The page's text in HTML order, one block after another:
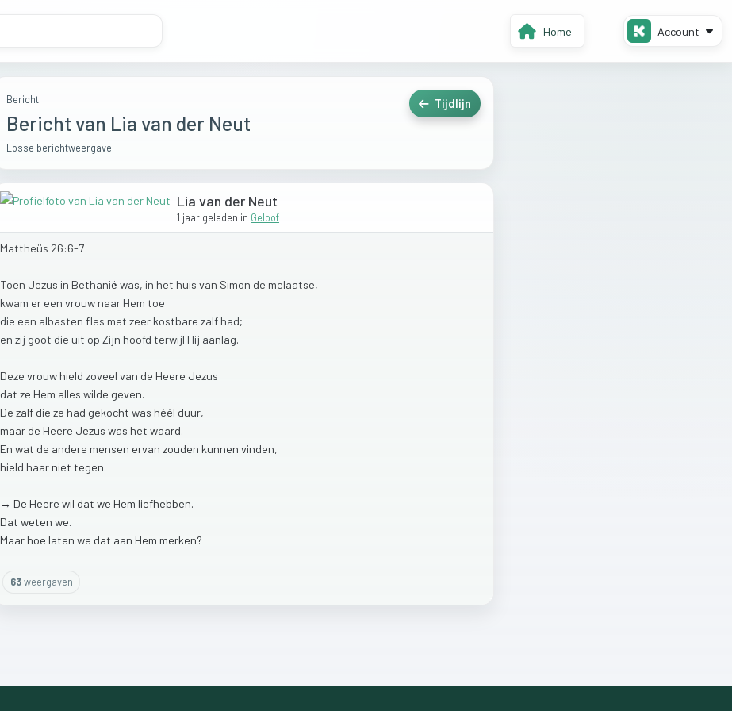
Home Account
Bericht
Bericht van Lia van der Neut
Losse berichtweergave.
Tijdlijn
Lia van der Neut
1 jaar geleden in Geloof
Mattheüs 26:6-7
Toen Jezus in Bethanië was, in het huis van Simon de melaatse,
kwam er een vrouw naar Hem toe
die een albasten fles met zeer kostbare zalf had;
en zij goot die uit op Zijn hoofd terwijl Hij aanlag.
Deze vrouw hield zoveel van de Heere Jezus
dat ze Hem alles wilde geven.
De zalf die ze had gekocht was héél duur,
maar de Heere Jezus was het waard.
En wat de andere mensen ervan zouden kunnen vinden,
hield haar niet tegen.
→ De Heere wil dat we Hem liefhebben.
Dat weten we.
Maar hoe laten we dat aan Hem merken?
63weergaven